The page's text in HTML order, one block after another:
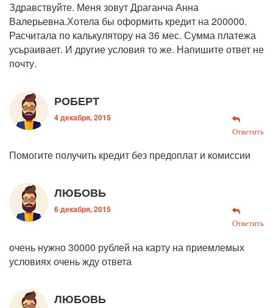
Здравствуйте. Меня зовут Драганча Анна
Валерьевна.Хотела бы оформить кредит на 200000.
Расчитала по калькулятору на 36 мес. Сумма платежа
усьраивает. И другие условия то же. Напишите ответ не
почту.
РОБЕРТ
4 декабря, 2015
Ответить
Помогите получить кредит без предоплат и комиссии
ЛЮБОВЬ
6 декабря, 2015
Ответить
очень нужно 30000 рублей на карту на приемлемых
условиях очень жду ответа
ЛЮБОВЬ